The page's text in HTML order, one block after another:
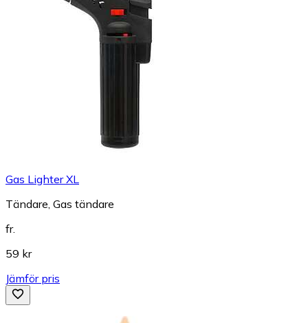
Gas Lighter XL
Tändare, Gas tändare
fr.
59 kr
Jämför pris